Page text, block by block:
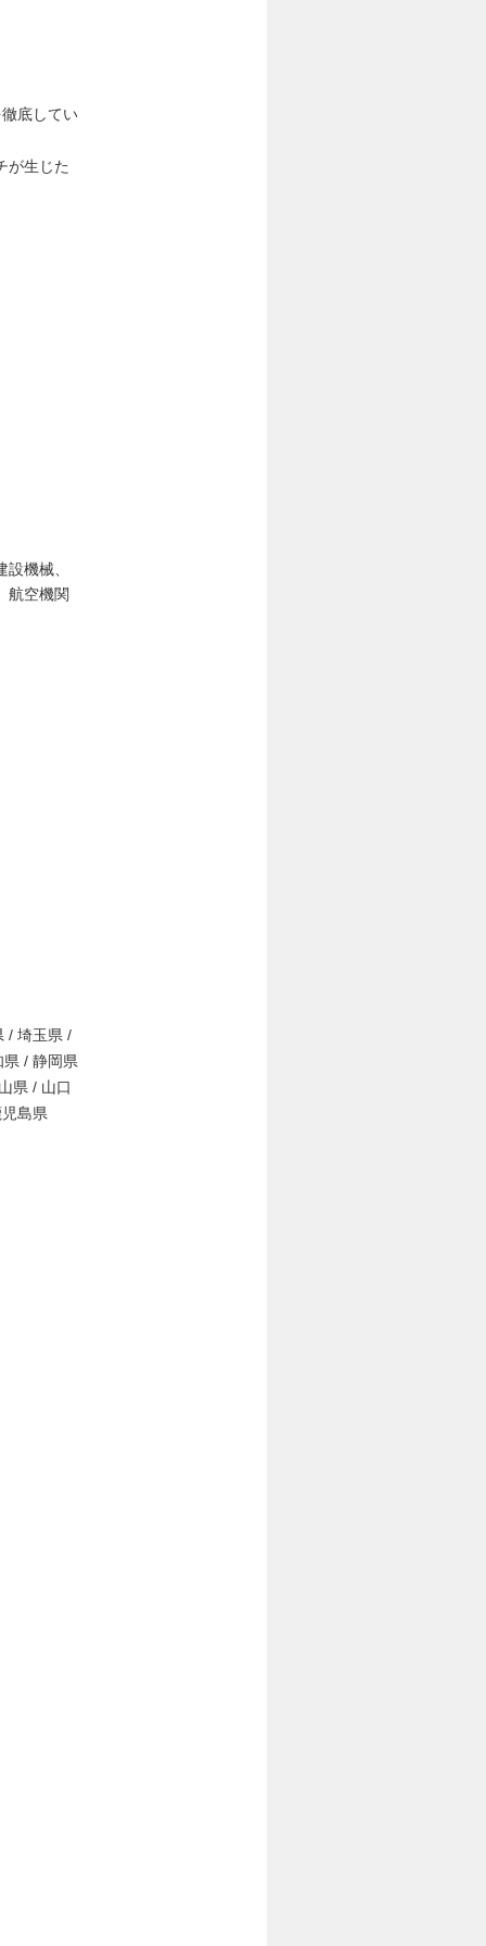
底してい
が生じた
機械、
航空機関
/ 埼玉県 /
/ 静岡県
県 / 山口
島県